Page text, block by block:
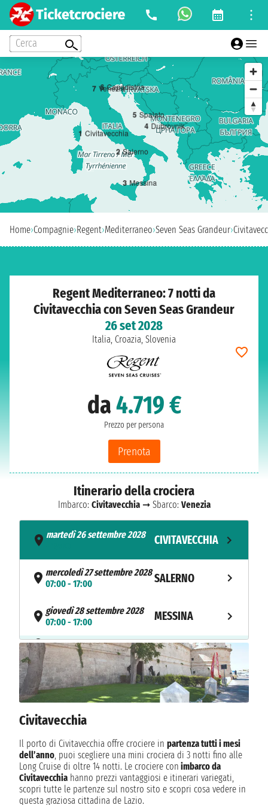
Cerca
1 Civitavecchia
2 Salerno
3 Messina
4 Dubrovnik
5 Spalato
6 Capodistria
7 Venezia
Home›Compagnie›Regent›Mediterraneo›Seven Seas Grandeur›
Regent Mediterraneo: 7 notti da
Civitavecchia con Seven Seas Grandeur
26 set 2028
Italia, Croazia, Slovenia
da4.719 €
Prezzo per persona
Prenota
Itinerario della crociera
Imbarco: Civitavecchia➞ Sbarco: Venezia
martedì 26 settembre 2028
CIVITAVECCHIA
mercoledì 27 settembre 2028
07:00 - 17:00
SALERNO
giovedì 28 settembre 2028
07:00 - 17:00
MESSINA
venerdì 29 settembre 2028 NAVIGAZIONE
sabato 30 settembre 2028
07:00 - 17:00
DUBROVNIK
domenica 1 ottobre 2028
07:00 - 17:00
lunedì 2 ottobre 2028
07:00 - 18:00
CAPODISTRIA
martedì 3 ottobre 2028
07:00 17:00
VENEZIA
Civitavecchia
Il porto di Civitavecchia offre crociere in partenza tutti i mesi
dell’anno, puoi scegliere una mini crociera di 3 notti fino alle
Long Cruise di oltre 14 notti. Le crociere con imbarco da
Civitavecchia hanno prezzi vantaggiosi e itinerari variegati,
scopri tutte le partenze sul nostro sito e scopri cosa vedere in
questa graziosa cittadina de Lazio.